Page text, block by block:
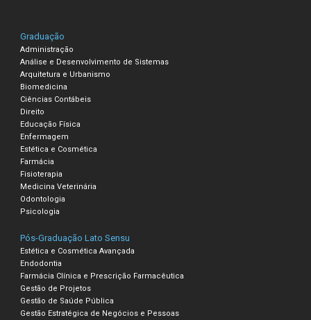
Graduação
Administração
Análise e Desenvolvimento de Sistemas
Arquitetura e Urbanismo
Biomedicina
Ciências Contábeis
Direito
Educação Física
Enfermagem
Estética e Cosmética
Farmácia
Fisioterapia
Medicina Veterinária
Odontologia
Psicologia
Pós-Graduação Lato Sensu
Estética e Cosmética Avançada
Endodontia
Farmácia Clínica e Prescrição Farmacêutica
Gestão de Projetos
Gestão de Saúde Pública
Gestão Estratégica de Negócios e Pessoas